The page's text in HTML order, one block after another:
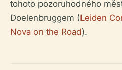
tohoto pozoruhodného
Doelenbruggem (Leiden
Nova on the Road).